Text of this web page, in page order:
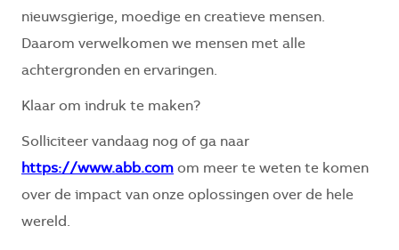
nieuwsgierige, moedige en creatieve mensen.
Daarom verwelkomen we mensen met alle
achtergronden en ervaringen.
Klaar om indruk te maken?
Solliciteer vandaag nog of ga naar
https://www.abb.com om meer te weten te komen
over de impact van onze oplossingen over de hele
wereld.